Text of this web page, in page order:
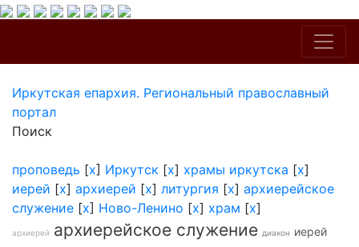
Иркутская епархия. Региональный православный
портал
Поиск
проповедь [x] Иркутск [x] храмы иркутска [x]
иерей [x] архиерей [x] литургия [x] архиерейское
служение [x] Ново-Ленино [x] храм [x]
архиерей архиерейское служение диакон иерей